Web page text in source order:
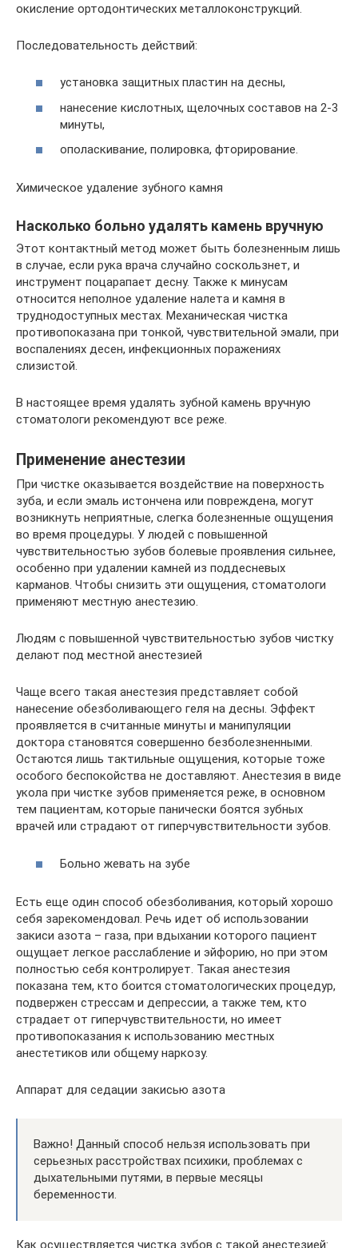
окисление ортодонтических металлоконструкций.
Последовательность действий:
установка защитных пластин на десны,
нанесение кислотных, щелочных составов на 2-3
минуты,
ополаскивание, полировка, фторирование.
Химическое удаление зубного камня
Насколько больно удалять камень вручную
Этот контактный метод может быть болезненным лишь
в случае, если рука врача случайно соскользнет, и
инструмент поцарапает десну. Также к минусам
относится неполное удаление налета и камня в
труднодоступных местах. Механическая чистка
противопоказана при тонкой, чувствительной эмали, при
воспалениях десен, инфекционных поражениях
слизистой.
В настоящее время удалять зубной камень вручную
стоматологи рекомендуют все реже.
Применение анестезии
При чистке оказывается воздействие на поверхность
зуба, и если эмаль истончена или повреждена, могут
возникнуть неприятные, слегка болезненные ощущения
во время процедуры. У людей с повышенной
чувствительностью зубов болевые проявления сильнее,
особенно при удалении камней из поддесневых
карманов. Чтобы снизить эти ощущения, стоматологи
применяют местную анестезию.
Людям с повышенной чувствительностью зубов чистку
делают под местной анестезией
Чаще всего такая анестезия представляет собой
нанесение обезболивающего геля на десны. Эффект
проявляется в считанные минуты и манипуляции
доктора становятся совершенно безболезненными.
Остаются лишь тактильные ощущения, которые тоже
особого беспокойства не доставляют. Анестезия в виде
укола при чистке зубов применяется реже, в основном
тем пациентам, которые панически боятся зубных
врачей или страдают от гиперчувствительности зубов.
Больно жевать на зубе
Есть еще один способ обезболивания, который хорошо
себя зарекомендовал. Речь идет об использовании
закиси азота – газа, при вдыхании которого пациент
ощущает легкое расслабление и эйфорию, но при этом
полностью себя контролирует. Такая анестезия
показана тем, кто боится стоматологических процедур,
подвержен стрессам и депрессии, а также тем, кто
страдает от гиперчувствительности, но имеет
противопоказания к использованию местных
анестетиков или общему наркозу.
Аппарат для седации закисью азота
Важно! Данный способ нельзя использовать при
серьезных расстройствах психики, проблемах с
дыхательными путями, в первые месяцы
беременности.
Как осуществляется чистка зубов с такой анестезией: